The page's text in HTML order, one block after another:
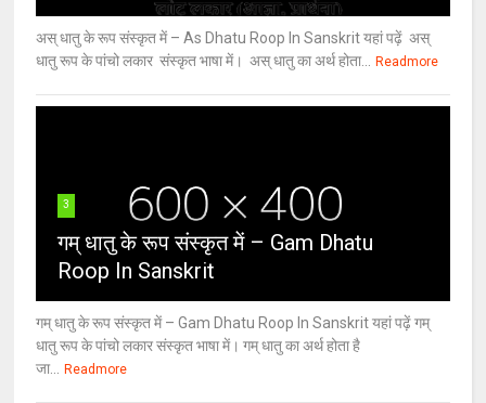
अस् धातु के रूप संस्कृत में – As Dhatu Roop In Sanskrit यहां पढ़ें अस्
धातु रूप के पांचो लकार संस्कृत भाषा में। अस् धातु का अर्थ होता...
Readmore
3
गम् धातु के रूप संस्कृत में – Gam Dhatu
Roop In Sanskrit
गम् धातु के रूप संस्कृत में – Gam Dhatu Roop In Sanskrit यहां पढ़ें गम्
धातु रूप के पांचो लकार संस्कृत भाषा में। गम् धातु का अर्थ होता है
जा...
Readmore